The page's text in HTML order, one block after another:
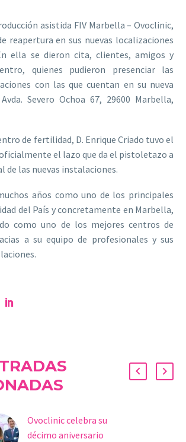
asistida FIV Marbella – Ovoclinic,
reapertura en sus nuevas localizaciones
ella se dieron cita, clientes, amigos y
quienes pudieron presenciar las
con las que cuentan en su nueva
Severo Ochoa 67, 29600 Marbella,
de fertilidad, D. Enrique Criado tuvo el
el lazo que da el pistoletazo a
de las nuevas instalaciones.
años como uno de los principales
del País y concretamente en Marbella,
como uno de los mejores centros de
a su equipo de profesionales y sus
Ovoclinic celebra su
décimo aniversario